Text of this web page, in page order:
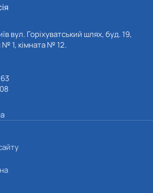
вул. Горіхуватський шлях, буд. 19,
1, кімната № 12.